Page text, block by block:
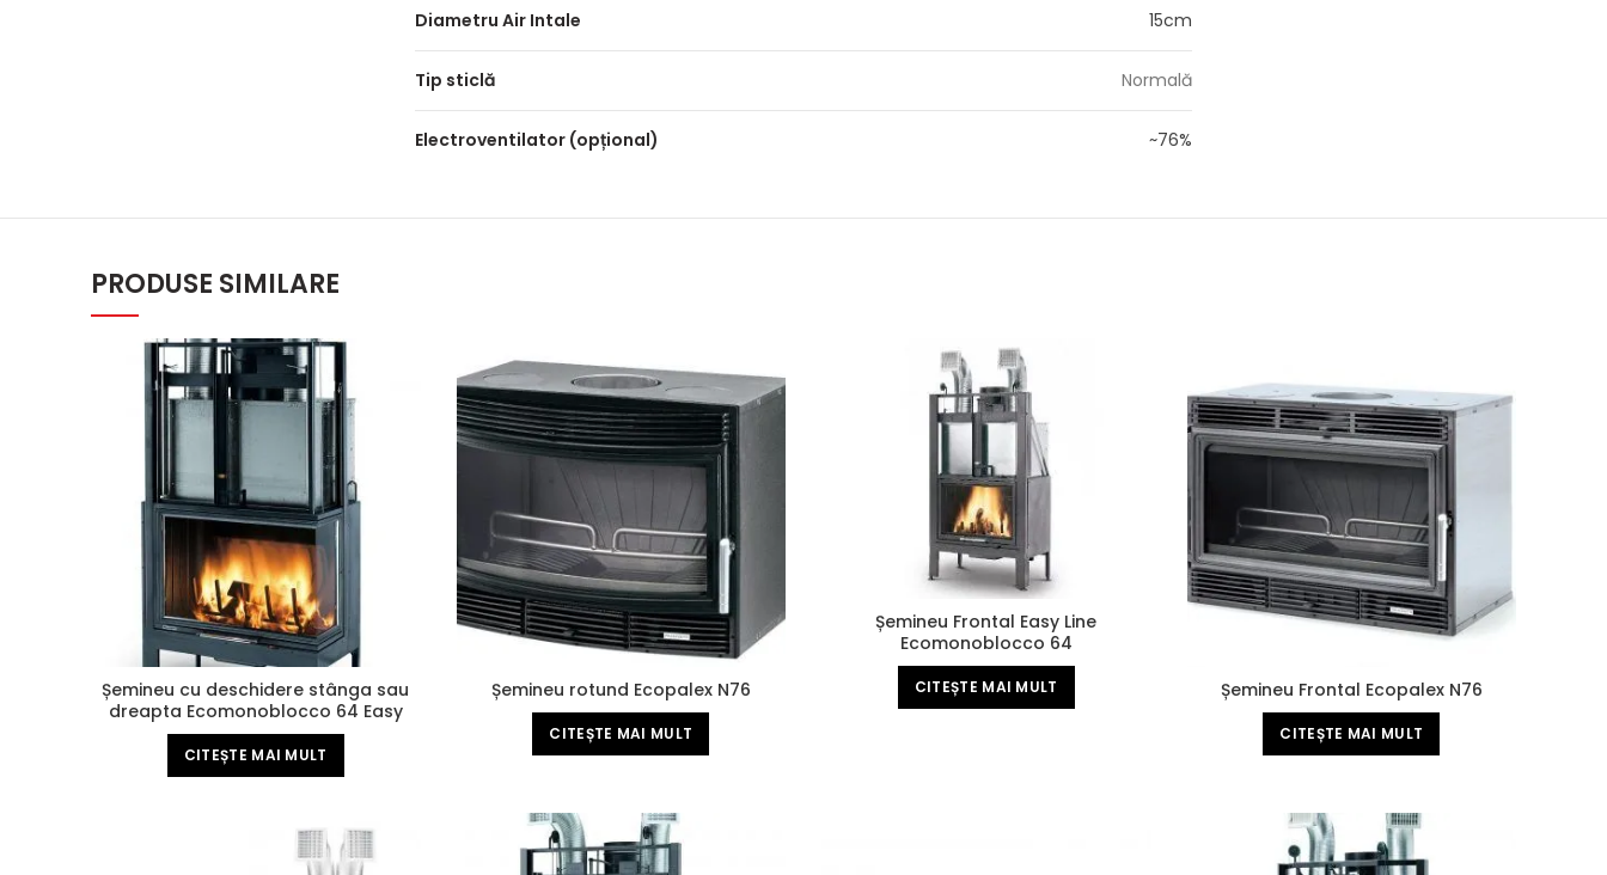
Diametru Air Intale 15cm
Tip sticlă Normală
Electroventilator (opțional) ~76%
PRODUSE SIMILARE
Șemineu cu deschidere stânga sau
dreapta Ecomonoblocco 64 Easy
Line
CITEȘTE MAI MULT
Șemineu rotund Ecopalex N76
CITEȘTE MAI MULT
Șemineu Frontal Easy Line
Ecomonoblocco 64
CITEȘTE MAI MULT Șemineu Frontal Ecopalex N76
CITEȘTE MAI MULT